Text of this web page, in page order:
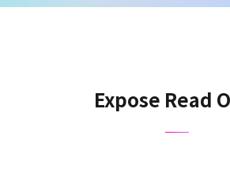
Expose Read